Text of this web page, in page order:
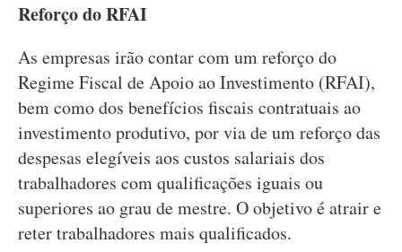
Reforço do RFAI
As empresas irão contar com um reforço do
Regime Fiscal de Apoio ao Investimento (RFAI),
bem como dos benefícios fiscais contratuais ao
investimento produtivo, por via de um reforço das
despesas elegíveis aos custos salariais dos
trabalhadores com qualificações iguais ou
superiores ao grau de mestre. O objetivo é atrair e
reter trabalhadores mais qualificados.